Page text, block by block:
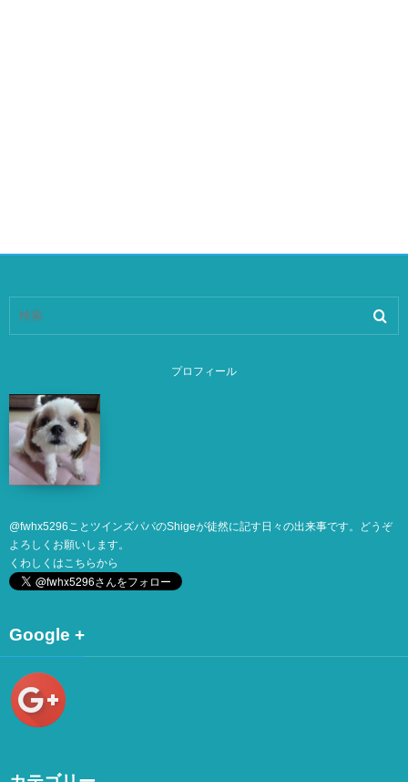
プロフィール
@fwhx5296ことツインズパパのShigeが徒然に記す日々の出来事です。どうぞ
よろしくお願いします。
くわしくはこちらから
Google +